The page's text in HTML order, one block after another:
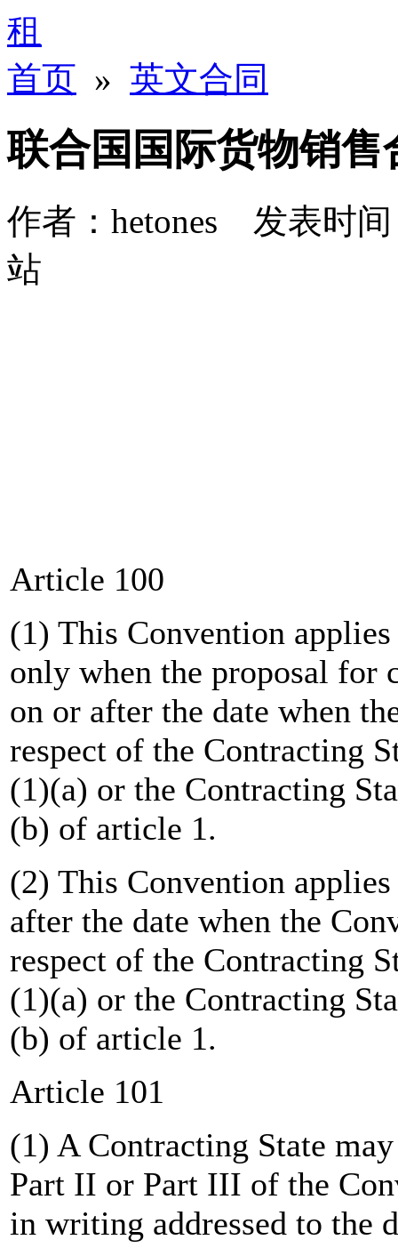
首页 » 英文合同
联合国国际货物销
作者：hetones 发表时
站
Article 100
(1) This Convention
only when the proposal for
on or after the date when
respect of the Contracting
(1)(a) or the Contracting
(b) of article 1.
(2) This Convention
after the date when the
respect of the Contracting
(1)(a) or the Contracting
(b) of article 1.
Article 101
(1) A Contracting State
Part II or Part III of the
in writing addressed to the